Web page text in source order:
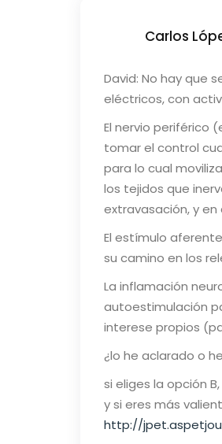
Carlos
David: No hay que
eléctricos, con
El nervio periférico
tomar el control
para lo cual
los tejidos que
extravasación, y
El estímulo
su camino en los
La inflamación
autoestimulación
interese propios
¿lo he aclarado o
si eliges la opción
y si eres más
http://